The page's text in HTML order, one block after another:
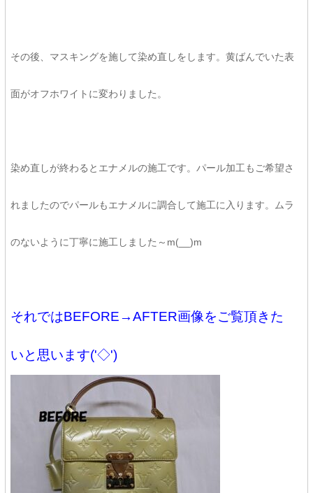
その後、マスキングを施して染め直しをします。黄ばんでいた表
面がオフホワイトに変わりました。
染め直しが終わるとエナメルの施工です。パール加工もご希望さ
れましたのでパールもエナメルに調合して施工に入ります。ムラ
のないように丁寧に施工しました～m(__)m
それではBEFORE→AFTER画像をご覧頂きた
いと思います('◇')ゞ